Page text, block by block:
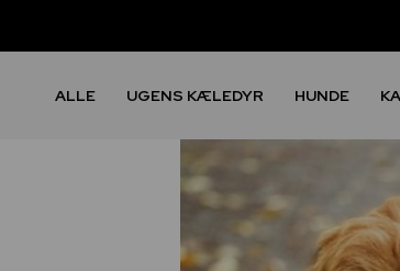
ALLE UGENS KÆLEDYR HUNDE